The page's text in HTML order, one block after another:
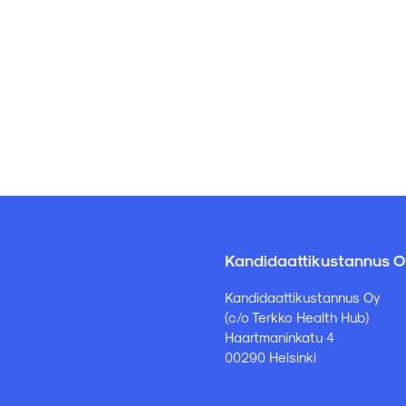
Kandidaattikustannus
Kandidaattikustannus Oy
(c/o Terkko Health Hub)
Haartmaninkatu 4
00290 Helsinki